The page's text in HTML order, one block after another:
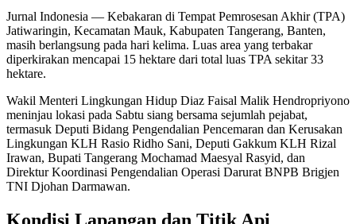
Jurnal Indonesia — Kebakaran di Tempat Pemrosesan Akhir (TPA)
Jatiwaringin, Kecamatan Mauk, Kabupaten Tangerang, Banten,
masih berlangsung pada hari kelima. Luas area yang terbakar
diperkirakan mencapai 15 hektare dari total luas TPA sekitar 33
hektare.
Wakil Menteri Lingkungan Hidup Diaz Faisal Malik Hendropriyono
meninjau lokasi pada Sabtu siang bersama sejumlah pejabat,
termasuk Deputi Bidang Pengendalian Pencemaran dan Kerusakan
Lingkungan KLH Rasio Ridho Sani, Deputi Gakkum KLH Rizal
Irawan, Bupati Tangerang Mochamad Maesyal Rasyid, dan
Direktur Koordinasi Pengendalian Operasi Darurat BNPB Brigjen
TNI Djohan Darmawan.
Kondisi Lapangan dan Titik Api